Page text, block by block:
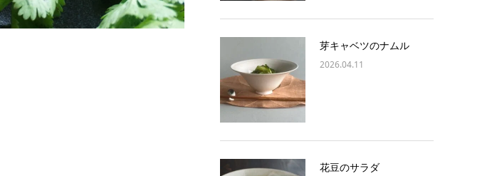
芽キャベツのナムル
2026.04.11
花豆のサラダ